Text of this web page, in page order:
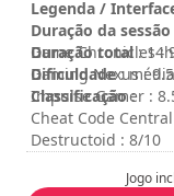
Software
names are the
Legenda /
Duração da sessão
Duração total: 14h
Dificuldade: média
Classificação:
Game Chronicles :
Gaming Nexus :
Impulse Gamer :
Cheat Code
Destructoid : 8/10
Jogo